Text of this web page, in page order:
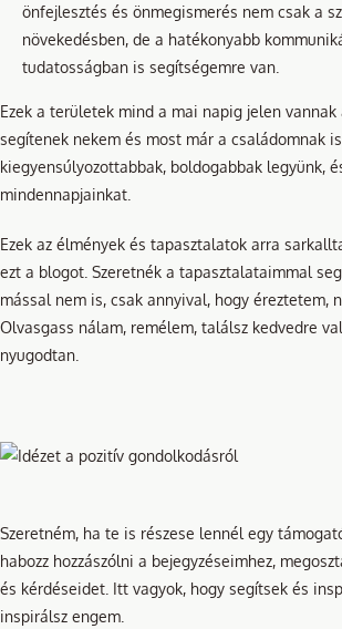
önfejlesztés és önmegismerés nem csak a
növekedésben, de a hatékonyabb
tudatosságban is segítségemre van.
Ezek a területek mind a mai napig jelen vannak
segítenek nekem és most már a családomnak
kiegyensúlyozottabbak, boldogabbak legyünk,
mindennapjainkat.
Ezek az élmények és tapasztalatok arra
ezt a blogot. Szeretnék a tapasztalataimmal
mással nem is, csak annyival, hogy éreztetem,
Olvasgass nálam, remélem, találsz kedvedre
nyugodtan.
Szeretném, ha te is részese lennél egy
habozz hozzászólni a bejegyzéseimhez,
és kérdéseidet. Itt vagyok, hogy segítsek és
inspirálsz engem.